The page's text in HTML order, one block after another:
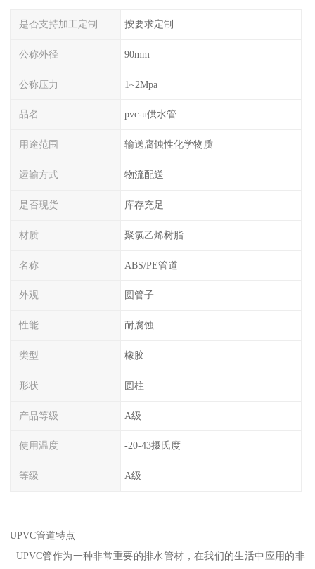
是否支持加工定制 按要求定制
公称外径 90mm
公称压力 1~2Mpa
品名 pvc-u供水管
用途范围 输送腐蚀性化学物质
运输方式 物流配送
是否现货 库存充足
材质 聚氯乙烯树脂
名称 ABS/PE管道
外观 圆管子
性能 耐腐蚀
类型 橡胶
形状 圆柱
产品等级 A级
使用温度 -20-43摄氏度
等级 A级
UPVC管道特点
UPVC管作为一种非常重要的排水管材，在我们的生活中应用的非